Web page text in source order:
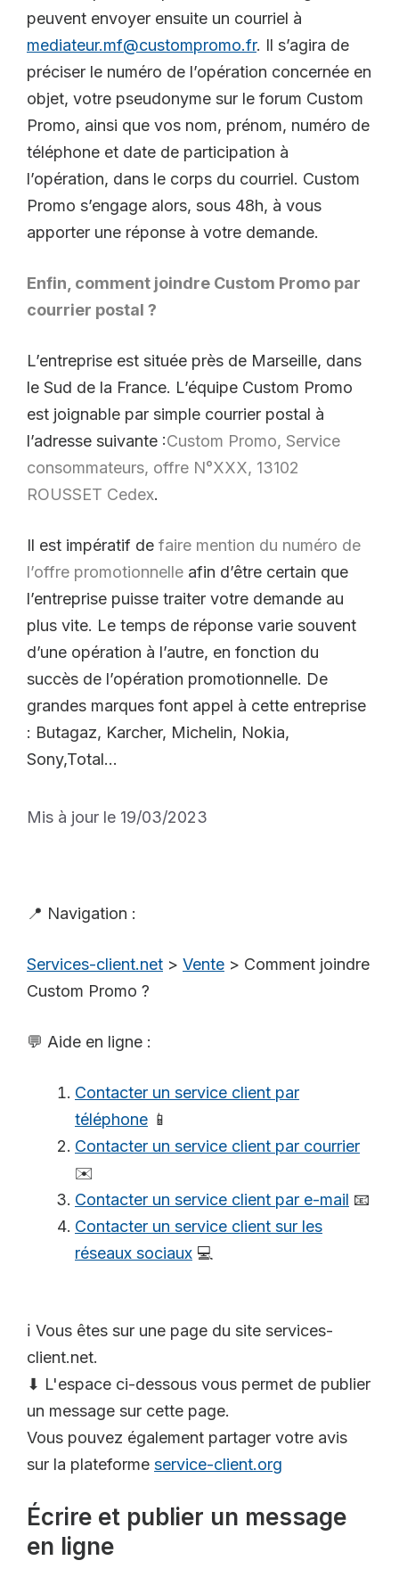
peuvent envoyer ensuite un courriel à
mediateur.mf@custompromo.fr. Il s’agira de
préciser le numéro de l’opération concernée en
objet, votre pseudonyme sur le forum Custom
Promo, ainsi que vos nom, prénom, numéro de
téléphone et date de participation à
l’opération, dans le corps du courriel. Custom
Promo s’engage alors, sous 48h, à vous
apporter une réponse à votre demande.
Enfin, comment joindre Custom Promo par
courrier postal ?
L’entreprise est située près de Marseille, dans
le Sud de la France. L’équipe Custom Promo
est joignable par simple courrier postal à
l’adresse suivante :Custom Promo, Service
consommateurs, offre N°XXX, 13102
ROUSSET Cedex.
Il est impératif de faire mention du numéro de
l’offre promotionnelle afin d’être certain que
l’entreprise puisse traiter votre demande au
plus vite. Le temps de réponse varie souvent
d’une opération à l’autre, en fonction du
succès de l’opération promotionnelle. De
grandes marques font appel à cette entreprise
: Butagaz, Karcher, Michelin, Nokia,
Sony,Total…
Mis à jour le 19/03/2023
📍 Navigation :
Services-client.net > Vente > Comment joindre
Custom Promo ?
💬 Aide en ligne :
Contacter un service client par
téléphone 📱
Contacter un service client par courrier
✉️
Contacter un service client par e-mail 📧
Contacter un service client sur les
réseaux sociaux 💻
ℹ️ Vous êtes sur une page du site services-
client.net.
⬇ L'espace ci-dessous vous permet de publier
un message sur cette page.
Vous pouvez également partager votre avis
sur la plateforme service-client.org
Écrire et publier un message
en ligne